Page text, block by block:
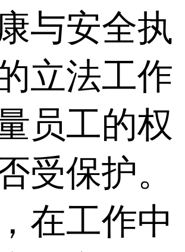
与安全执
立法工作
员工的权
受保护。
在工作中